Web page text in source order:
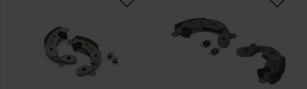
Lägg till i önskelista Lägg